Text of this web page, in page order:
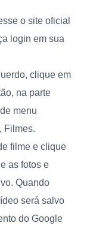
o site oficial
login em sua
clique em
na parte
menu
Filmes.
filme e clique
as fotos e
Quando
será salvo
do Google